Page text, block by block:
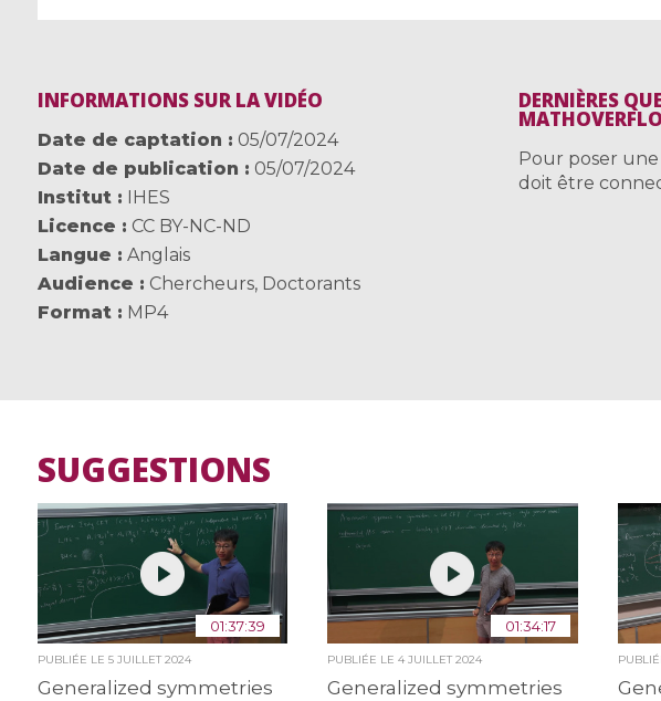
INFORMATIONS SUR LA VIDÉO
Date de captation
05/07/2024
Date de publication
05/07/2024
Institut
IHES
Licence
CC BY-NC-ND
Langue
Anglais
Audience
Chercheurs, Doctorants
Format
MP4
DERNIÈRES
Pour poser
doit être
SUGGESTIONS
01:37:39
PUBLIÉE LE 5 JUILLET 2024
Generalized symmetries
01:34:17
PUBLIÉE LE4 JUILLET 2024
Generalized symmetries